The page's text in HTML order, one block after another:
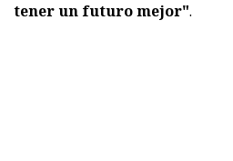
tener un futuro mejor".